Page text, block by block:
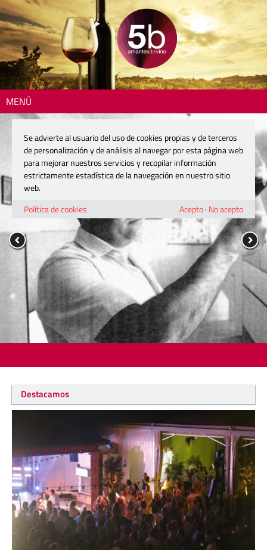
MENÚ
Destacamos
Se advierte al usuario del uso de cookies propias y de terceros
de personalización y de análisis al navegar por esta página web
para mejorar nuestros servicios y recopilar información
estrictamente estadística de la navegación en nuestro sitio
web.
Política de cookies
Acepto· No acepto